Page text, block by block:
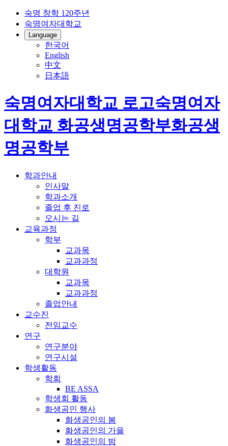
숙명 창학 120주년
숙명여자대학교
Language
한국어
English
中文
日本語
숙명여자대학교 로고숙명여자
대학교 화공생명공학부화공생
명공학부
학과안내
인사말
학과소개
졸업 후 진로
오시는 길
교육과정
학부
교과목
교과과정
대학원
교과목
교과과정
졸업안내
교수진
전임교수
연구
연구분야
연구시설
학생활동
학회
BE ASSA
학생회 활동
화생공인 행사
화생공인의 봄
화생공인의 가을
화생공인의 밤